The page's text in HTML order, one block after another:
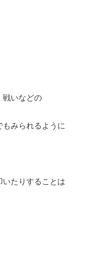
戦いなどの
みられるように
いたりすることは